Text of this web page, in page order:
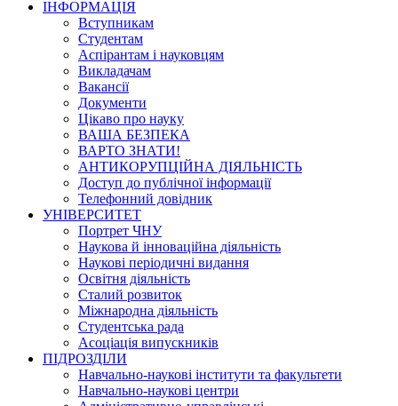
ІНФОРМАЦІЯ
Вступникам
Студентам
Аспірантам і науковцям
Викладачам
Вакансії
Документи
Цікаво про науку
ВАША БЕЗПЕКА
ВАРТО ЗНАТИ!
АНТИКОРУПЦІЙНА ДІЯЛЬНІСТЬ
Доступ до публічної інформації
Телефонний довідник
УНІВЕРСИТЕТ
Портрет ЧНУ
Наукова й інноваційна діяльність
Наукові періодичні видання
Освітня діяльність
Сталий розвиток
Міжнародна діяльність
Студентська рада
Асоціація випускників
ПІДРОЗДІЛИ
Навчально-наукові інститути та факультети
Навчально-наукові центри